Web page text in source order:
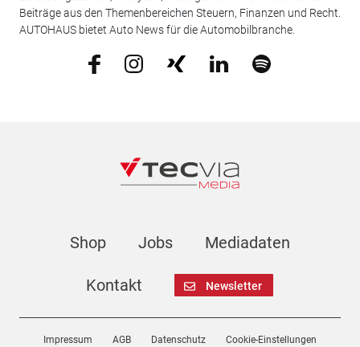
Beiträge aus den Themenbereichen Steuern, Finanzen und Recht.
AUTOHAUS bietet Auto News für die Automobilbranche.
Shop Jobs Mediadaten
Kontakt Newsletter
Impressum AGB Datenschutz Cookie-Einstellungen